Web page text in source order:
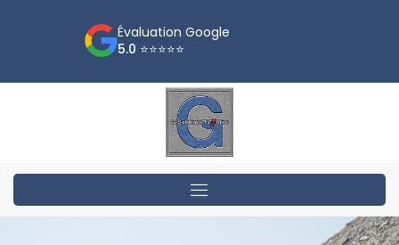
Évaluation Google
5.0 ⭐⭐⭐⭐⭐